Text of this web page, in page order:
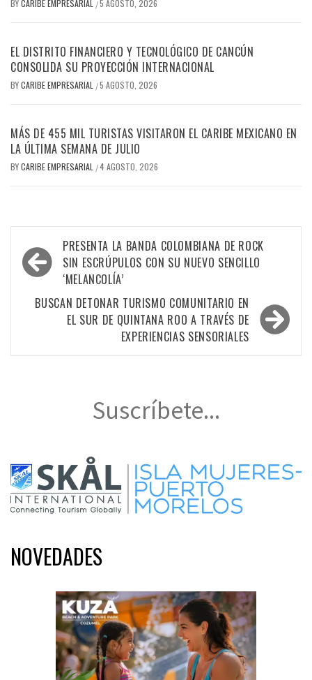
BYCARIBE EMPRESARIAL /5 AGOSTO, 2026
EL DISTRITO FINANCIERO Y TECNOLÓGICO DE CANCÚN
CONSOLIDA SU PROYECCIÓN INTERNACIONAL
BYCARIBE EMPRESARIAL /5 AGOSTO, 2026
MÁS DE 455 MIL TURISTAS VISITARON EL CARIBE MEXICANO EN
LA ÚLTIMA SEMANA DE JULIO
BYCARIBE EMPRESARIAL /4 AGOSTO, 2026
Navegación
de
entradas
PRESENTA LA BANDA COLOMBIANA DE ROCK
SIN ESCRÚPULOS CON SU NUEVO SENCILLO
‘MELANCOLÍA’
BUSCAN DETONAR TURISMO COMUNITARIO EN
EL SUR DE QUINTANA ROO A TRAVÉS DE
EXPERIENCIAS SENSORIALES
Suscríbete...
NOVEDADES